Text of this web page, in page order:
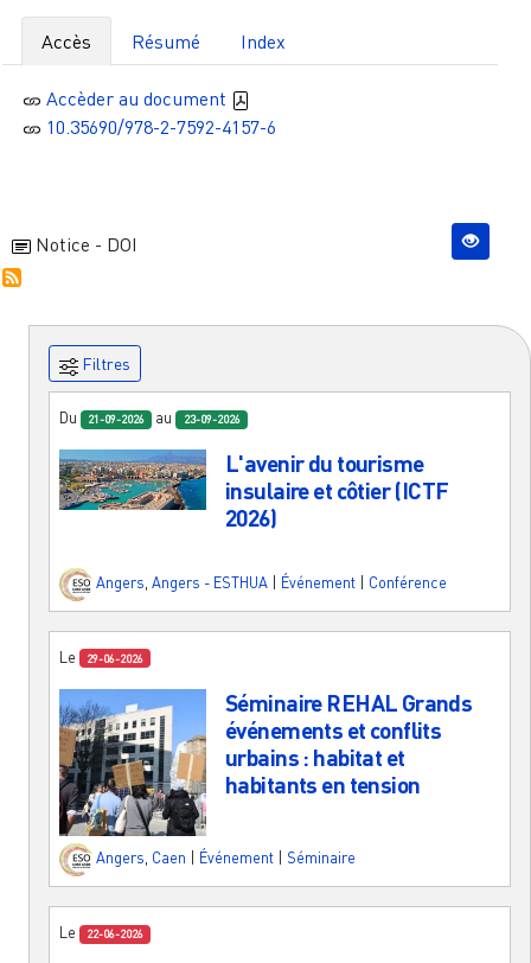
Accès Résumé Index
Accèder au document
10.35690/978-2-7592-4157-6
Notice - DOI
Filtres
Du 21-09-2026 au 23-09-2026
L'avenir du tourisme
insulaire et côtier (ICTF
2026)
Angers Angers - ESTHUA Événement Conférence
Le 29-06-2026
Séminaire REHAL Grands
événements et conflits
urbains : habitat et
habitants en tension
Angers, Caen Événement Séminaire
Le 22-06-2026